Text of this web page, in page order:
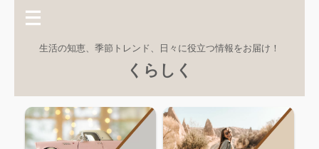
生活の知恵、季節トレンド、日々に役立つ情報をお届け！
くらしく